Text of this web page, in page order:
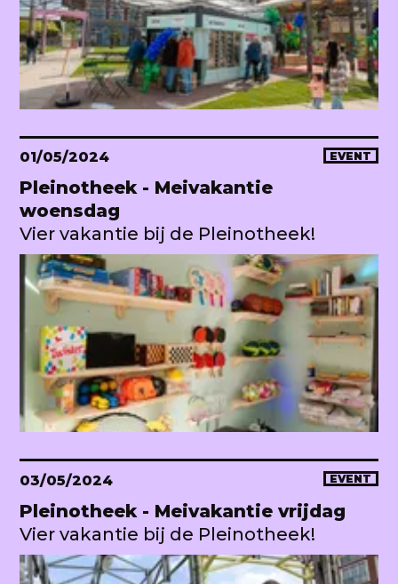
01/05/2024 EVENT
Pleinotheek - Meivakantie
woensdag
Vier vakantie bij de Pleinotheek!
03/05/2024 EVENT
Pleinotheek - Meivakantie vrijdag
Vier vakantie bij de Pleinotheek!